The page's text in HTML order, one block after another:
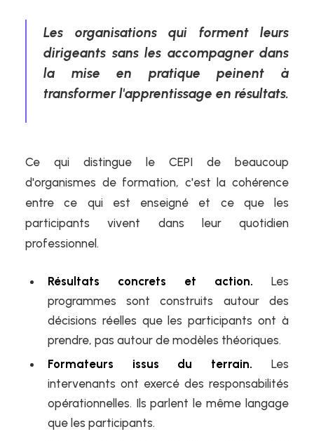
Les organisations qui forment leurs
dirigeants sans les accompagner dans
la mise en pratique peinent à
transformer l'apprentissage en résultats.
Ce qui distingue le CEPI de beaucoup
d'organismes de formation, c'est la cohérence
entre ce qui est enseigné et ce que les
participants vivent dans leur quotidien
professionnel.
Résultats concrets et action. Les
programmes sont construits autour des
décisions réelles que les participants ont à
prendre, pas autour de modèles théoriques.
Formateurs issus du terrain. Les
intervenants ont exercé des responsabilités
opérationnelles. Ils parlent le même langage
que les participants.